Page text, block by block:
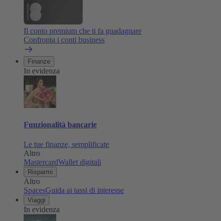
Il conto premium che ti fa guadagnare
Confronta i conti business
Finanze
In evidenza
Funzionalità bancarie
Le tue finanze, semplificate
Altro
MastercardWallet digitali
Risparmi
Altro
SpacesGuida ai tassi di interesse
Viaggi
In evidenza